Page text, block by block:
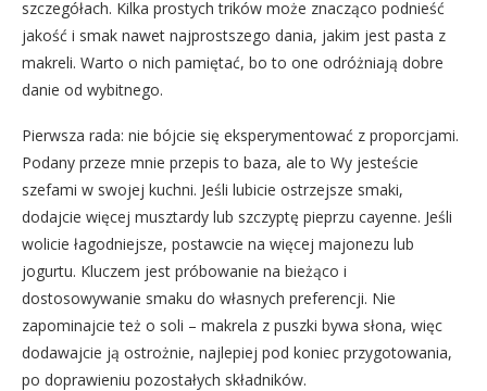
szczegółach. Kilka prostych trików może znacząco podnieść
jakość i smak nawet najprostszego dania, jakim jest pasta z
makreli. Warto o nich pamiętać, bo to one odróżniają dobre
danie od wybitnego.
Pierwsza rada: nie bójcie się eksperymentować z proporcjami.
Podany przeze mnie przepis to baza, ale to Wy jesteście
szefami w swojej kuchni. Jeśli lubicie ostrzejsze smaki,
dodajcie więcej musztardy lub szczyptę pieprzu cayenne. Jeśli
wolicie łagodniejsze, postawcie na więcej majonezu lub
jogurtu. Kluczem jest próbowanie na bieżąco i
dostosowywanie smaku do własnych preferencji. Nie
zapominajcie też o soli – makrela z puszki bywa słona, więc
dodawajcie ją ostrożnie, najlepiej pod koniec przygotowania,
po doprawieniu pozostałych składników.